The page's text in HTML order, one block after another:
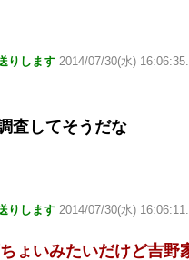
りします 2014/07/30(水)
査してそうだな
りします 2014/07/30(水)
ょいみたいだけど吉野